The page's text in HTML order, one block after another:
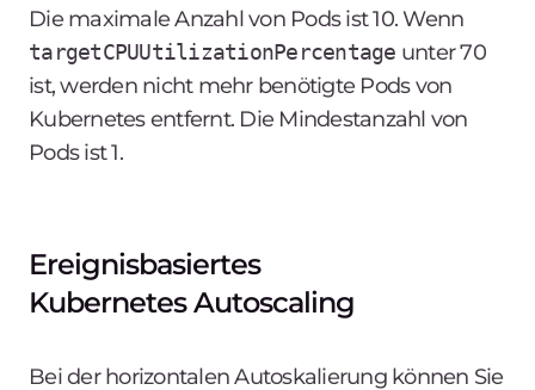
Die maximale Anzahl von Pods ist 10. Wenn
targetCPUUtilizationPercentage unter 70
ist, werden nicht mehr benötigte Pods von
Kubernetes entfernt. Die Mindestanzahl von
Pods ist 1.
Ereignisbasiertes
Kubernetes Autoscaling
Bei der horizontalen Autoskalierung können Sie